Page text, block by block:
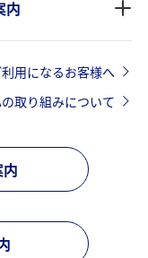
内
用になるお客様へ
取り組みについて